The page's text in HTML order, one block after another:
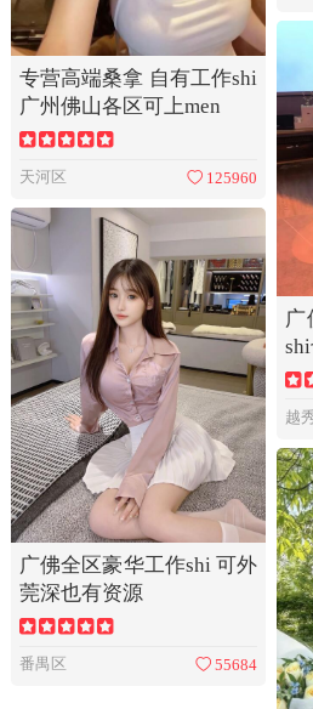
专营高端桑拿 自有工作shi
广州佛山各区可上men
天河区 125960
越
广佛全区豪华工作shi 可外
莞深也有资源
番禺区 55684